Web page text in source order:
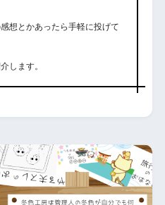
想とかあったら手軽に投げて
します。